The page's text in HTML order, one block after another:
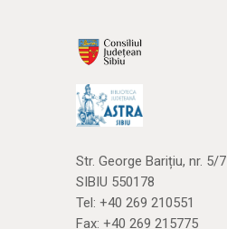
Str. George Barițiu, nr. 5/7
SIBIU 550178
Tel: +40 269 210551
Fax: +40 269 215775